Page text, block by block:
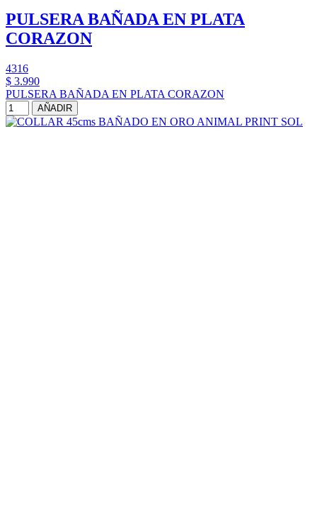
PULSERA BAÑADA EN PLATA
CORAZON
4316
$ 3.990
PULSERA BAÑADA EN PLATA CORAZON
AÑADIR